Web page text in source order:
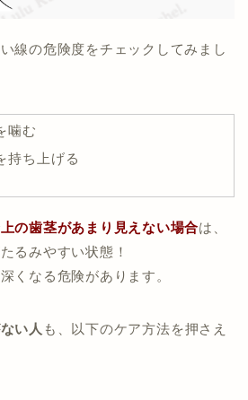
線の危険度をチェックしてみまし
噛む
持ち上げる
上の歯茎があまり見えない場合は、
るみやすい状態！
くなる危険があります。
い人 も、以下のケア方法を押さえ